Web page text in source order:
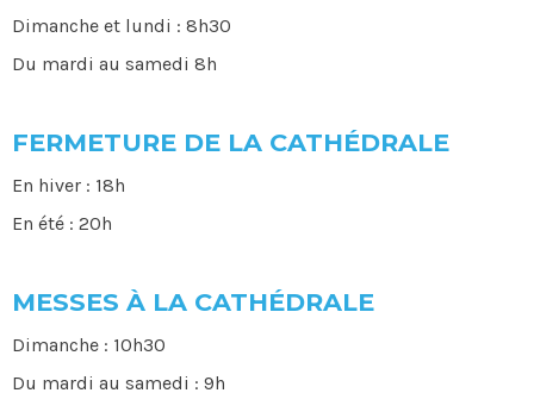
Dimanche et lundi : 8h30
Du mardi au samedi 8h
FERMETURE DE LA CATHÉDRALE
En hiver : 18h
En été : 20h
MESSES À LA CATHÉDRALE
Dimanche : 10h30
Du mardi au samedi : 9h